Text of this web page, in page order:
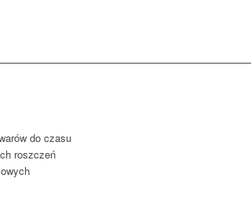
do czasu
roszczeń